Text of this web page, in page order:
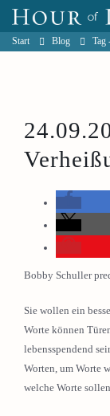
Start Blog Tag
Bobby Schuller
Sie wollen ein
Worte können
lebensspendend
Worten, um Worte
welche Worte